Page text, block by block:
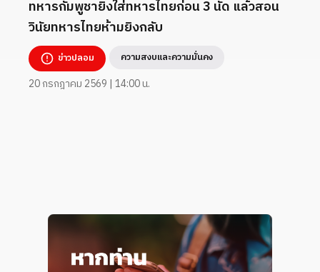
ทหารกัมพูชายิงใส่ทหารไทยก่อน 3 นัด แล้วสอน
วินัยทหารไทยห้ามยิงกลับ
ข่าวปลอม ความสงบและความมั่นคง
20 กรกฎาคม 2569 | 14:00 น.